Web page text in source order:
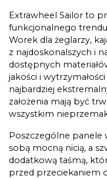
Extrawheel Sailor to
funkcjonalnego
Worek dla żeglarzy,
z najdoskonalszych i
dostępnych
jakości i
najbardziej
założenia mają być
wszystkim
Poszczególne panele
sobą mocną nicią, a
dodatkową taśmą,
przed przeciekaniem